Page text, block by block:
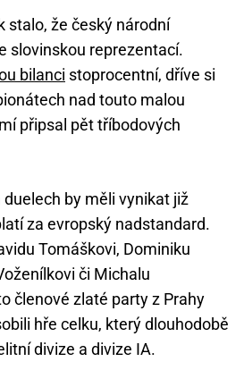
stalo, že český národní
slovinskou reprezentací.
bilanci stoprocentní, dříve si
nad touto malou
připsal pět tříbodových
by měli vynikat již
za evropský nadstandard.
Tomáškovi, Dominiku
či Michalu
členové zlaté party z Prahy
hře celku, který dlouhodobě
divize a divize IA.